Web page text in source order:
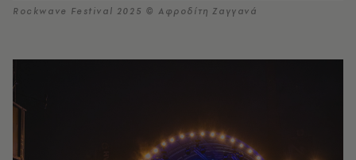
Rockwave Festival 2025 © Αφροδίτη Ζαγγανά